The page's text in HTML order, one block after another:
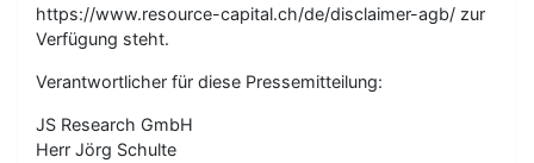
https://www.resource-capital.ch/de/disclaimer-agb/ zur
Verfügung steht.
Verantwortlicher für diese Pressemitteilung:
JS Research GmbH
Herr Jörg Schulte